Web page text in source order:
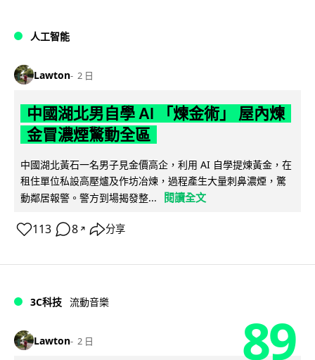
人工智能
Lawton 2 日
中國湖北男自學 AI 「煉金術」 屋內煉
金冒濃煙驚動全區
中國湖北黃石一名男子見金價高企，利用 AI 自學提煉黃金，在
租住單位私設高壓爐及作坊冶煉，過程產生大量刺鼻濃煙，驚
動鄰居報警。警方到場揭發整...
閱讀全文
113 8 ↗ 分享
3C科技 流動音樂
Lawton 2 日 89